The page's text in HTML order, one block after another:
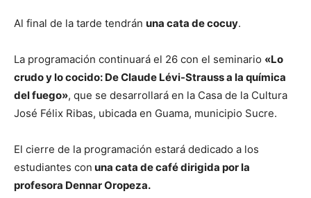
Al final de la tarde tendrán una cata de cocuy.
La programación continuará el 26 con el seminario «Lo
crudo y lo cocido: De Claude Lévi-Strauss a la química
del fuego», que se desarrollará en la Casa de la Cultura
José Félix Ribas, ubicada en Guama, municipio Sucre.
El cierre de la programación estará dedicado a los
estudiantes con una cata de café dirigida por la
profesora Dennar Oropeza.